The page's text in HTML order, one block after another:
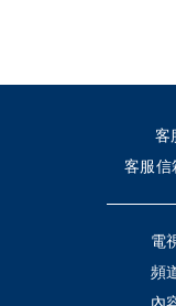
客
客服信
電
頻